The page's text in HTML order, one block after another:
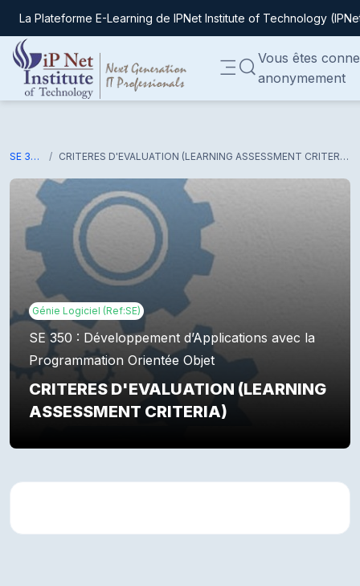
Passer au contenu principal
La Plateforme E-Learning de IPNet Institute of Technology
Panneau latéral
ACTIVER/
Vous êtes
anonymement
SE 350 CRITERES D'EVALUATION (LEARNING ASSESSMENT CRITERIA)
Génie Logiciel (Ref:SE)
SE 350 : Développement d’Applications avec la
Programmation Orientée Objet
CRITERES D'EVALUATION (LEARNING
ASSESSMENT CRITERIA)
Résumé de section